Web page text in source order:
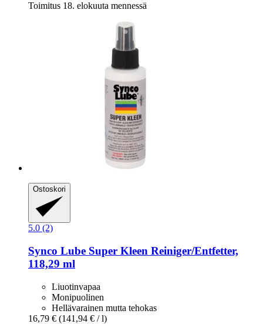
Toimitus 18. elokuuta mennessä
Ostoskori
5.0 (2)
Synco Lube Super Kleen Reiniger/Entfetter,
118,29 ml
Liuotinvapaa
Monipuolinen
Hellävarainen mutta tehokas
16,79 € (141,94 € / l)